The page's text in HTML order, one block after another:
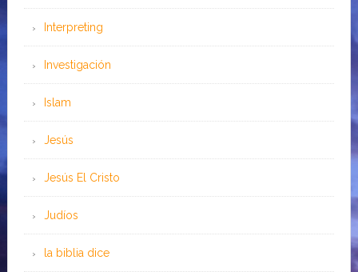
Interpreting
Investigación
Islam
Jesús
Jesús El Cristo
Judíos
la biblia dice